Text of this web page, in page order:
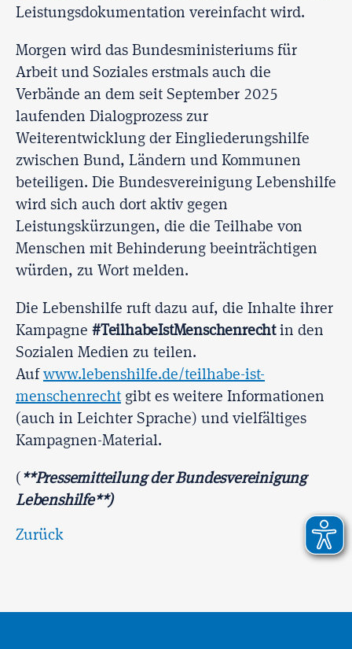
Leistungsdokumentation vereinfacht wird.
Morgen wird das Bundesministeriums für
Arbeit und Soziales erstmals auch die
Verbände an dem seit September 2025
laufenden Dialogprozess zur
Weiterentwicklung der Eingliederungshilfe
zwischen Bund, Ländern und Kommunen
beteiligen. Die Bundesvereinigung Lebenshilfe
wird sich auch dort aktiv gegen
Leistungskürzungen, die die Teilhabe von
Menschen mit Behinderung beeinträchtigen
würden, zu Wort melden.
Die Lebenshilfe ruft dazu auf, die Inhalte ihrer
Kampagne #TeilhabeIstMenschenrechtin den
Sozialen Medien zu teilen.
Auf www.lebenshilfe.de/teilhabe-ist-
menschenrecht gibt es weitere Informationen
(auch in Leichter Sprache) und vielfältiges
Kampagnen-Material.
( **Pressemitteilung der Bundesvereinigung
Lebenshilfe**)
Zurück